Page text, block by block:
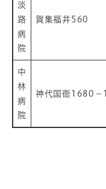
淡
路
病
院
賀集福井560
中
林
病
院
神代国衙1680－1